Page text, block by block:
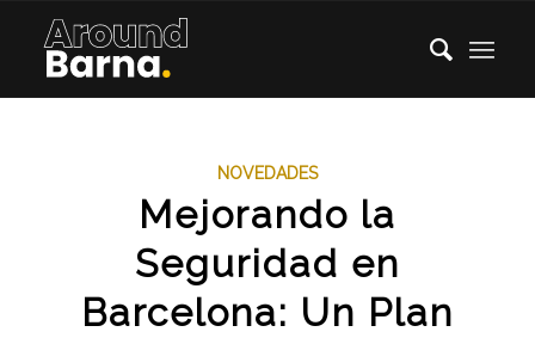
NOVEDADES
Mejorando la
Seguridad en
Barcelona: Un Plan